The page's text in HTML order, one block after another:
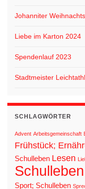
Johanniter
Liebe im Karton 2024
Spendenlauf 2023
Stadtmeister
SCHLAGWÖRTER
Advent Arbeitsgemeinschaft
Frühstück;
Schulleben Lesen
Schulleben
Sport; Schulleben